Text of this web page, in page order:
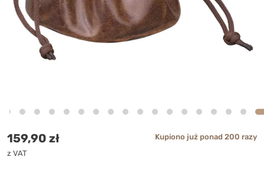
Cena standardowa
159,90 zł
z VAT
Kupiono już ponad 200 razy